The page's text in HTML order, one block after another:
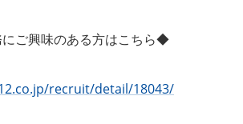
ご興味のある方はこちら◆
recruit/detail/18043/